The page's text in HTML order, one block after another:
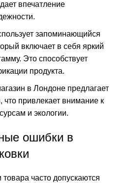
впечатление
запоминающийся
включает в себя яркий
Это способствует
продукта.
в Лондоне предлагает
что привлекает внимание к
и экологии.
ошибки в
часто допускаются